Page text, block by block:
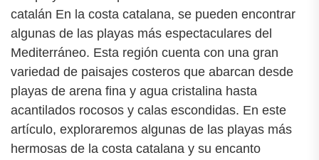
catalán En la costa catalana, se pueden encontrar
algunas de las playas más espectaculares del
Mediterráneo. Esta región cuenta con una gran
variedad de paisajes costeros que abarcan desde
playas de arena fina y agua cristalina hasta
acantilados rocosos y calas escondidas. En este
artículo, exploraremos algunas de las playas más
hermosas de la costa catalana y su encanto